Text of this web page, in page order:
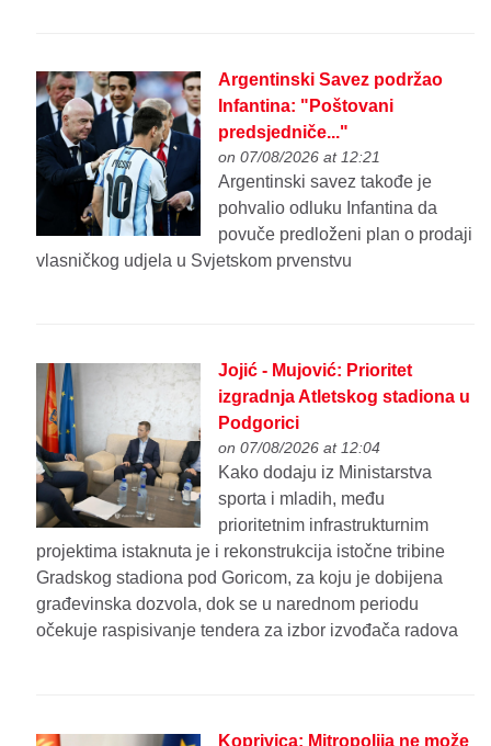
Argentinski Savez podržao
Infantina: "Poštovani
predsjedniče..."
on 07/08/2026 at 12:21
Argentinski savez takođe je
pohvalio odluku Infantina da
povuče predloženi plan o prodaji
vlasničkog udjela u Svjetskom prvenstvu
Jojić - Mujović: Prioritet
izgradnja Atletskog stadiona u
Podgorici
on 07/08/2026 at 12:04
Kako dodaju iz Ministarstva
sporta i mladih, među
prioritetnim infrastrukturnim
projektima istaknuta je i rekonstrukcija istočne tribine
Gradskog stadiona pod Goricom, za koju je dobijena
građevinska dozvola, dok se u narednom periodu
očekuje raspisivanje tendera za izbor izvođača radova
Koprivica: Mitropolija ne može